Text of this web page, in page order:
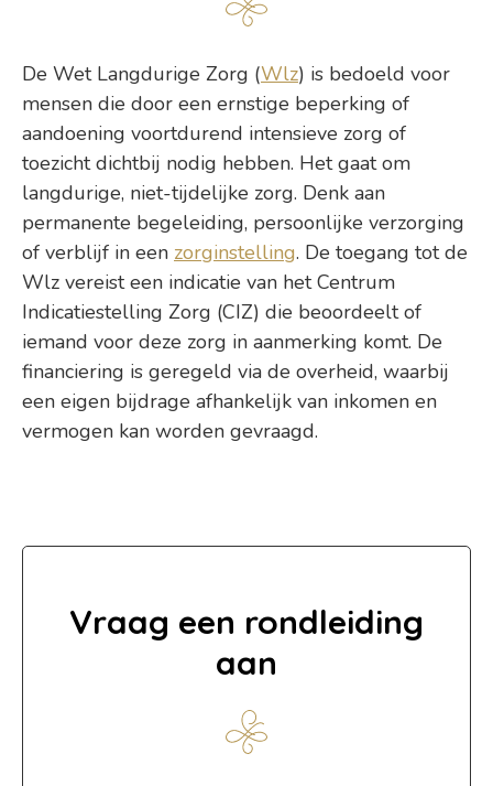
De Wet Langdurige Zorg (Wlz) is bedoeld voor
mensen die door een ernstige beperking of
aandoening voortdurend intensieve zorg of
toezicht dichtbij nodig hebben. Het gaat om
langdurige, niet-tijdelijke zorg. Denk aan
permanente begeleiding, persoonlijke verzorging
of verblijf in een zorginstelling. De toegang tot de
Wlz vereist een indicatie van het Centrum
Indicatiestelling Zorg (CIZ) die beoordeelt of
iemand voor deze zorg in aanmerking komt. De
financiering is geregeld via de overheid, waarbij
een eigen bijdrage afhankelijk van inkomen en
vermogen kan worden gevraagd.
Vraag een rondleiding
aan